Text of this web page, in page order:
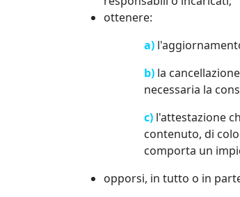
ottenere:
a)
b) la
necessaria la
c) l'attestazione
contenuto, di
comporta un
opporsi, in tutto o in